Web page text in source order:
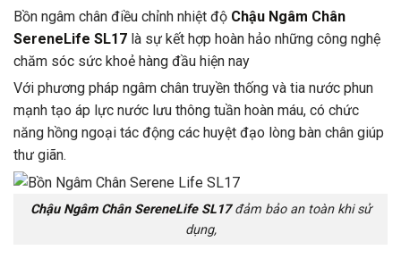
Bồn ngâm chân điều chỉnh nhiệt độ Chậu Ngâm Chân
SereneLife SL17 là sự kết hợp hoàn hảo những công nghệ
chăm sóc sức khoẻ hàng đầu hiện nay
Với phương pháp ngâm chân truyền thống và tia nước phun
mạnh tạo áp lực nước lưu thông tuần hoàn máu, có chức
năng hồng ngoại tác động các huyệt đạo lòng bàn chân giúp
thư giãn.
Chậu Ngâm Chân SereneLife SL17đảm bảo an toàn khi sử
dụng,